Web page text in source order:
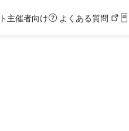
主催者向け よくある質問